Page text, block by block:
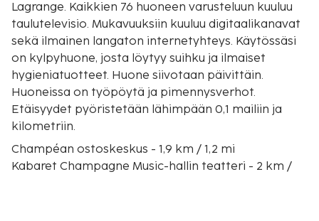
Lagrange. Kaikkien 76 huoneen varusteluun kuuluu
taulutelevisio. Mukavuuksiin kuuluu digitaalikanavat
sekä ilmainen langaton internetyhteys. Käytössäsi
on kylpyhuone, josta löytyy suihku ja ilmaiset
hygieniatuotteet. Huone siivotaan päivittäin.
Huoneissa on työpöytä ja pimennysverhot.
Etäisyydet pyöristetään lähimpään 0,1 mailiin ja
kilometriin.
Champéan ostoskeskus - 1,9 km / 1,2 mi
Kabaret Champagne Music-hallin teatteri - 2 km /